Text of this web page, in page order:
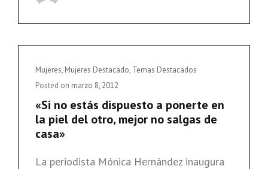
QUE
SEGÚN
UNA
JUEZA
Cat
Links
Mujeres, Mujeres Destacado, Temas Destacados
Posted on marzo 8, 2012
«Si no estás dispuesto a ponerte en
la piel del otro, mejor no salgas de
casa»
La periodista Mónica Hernández inaugura